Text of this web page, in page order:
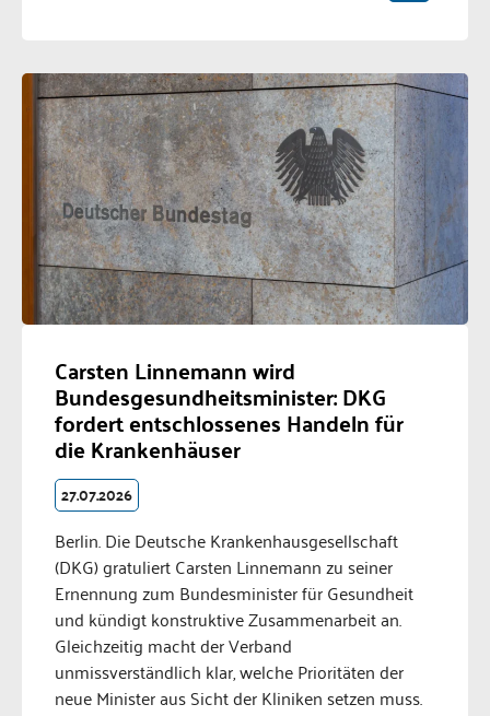
Carsten Linnemann wird
Bundesgesundheitsminister: DKG
fordert entschlossenes Handeln für
die Krankenhäuser
27.07.2026
Berlin. Die Deutsche Krankenhausgesellschaft
(DKG) gratuliert Carsten Linnemann zu seiner
Ernennung zum Bundesminister für Gesundheit
und kündigt konstruktive Zusammenarbeit an.
Gleichzeitig macht der Verband
unmissverständlich klar, welche Prioritäten der
neue Minister aus Sicht der Kliniken setzen muss.